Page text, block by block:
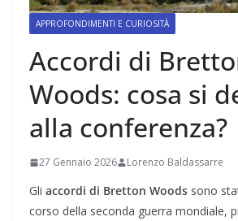
APPROFONDIMENTI E CURIOSITÀ
Accordi di
Woods: cosa si
alla conferenza?
27 Gennaio 2026 Lorenzo Baldassarre
Gli accordi di Bretton Woods sono
corso della seconda guerra mondiale,